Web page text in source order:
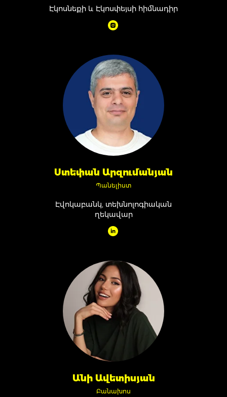
Էկոսնեքի և Էկոսփեյսի հիմնադիր
Ստեփան Արզումանյան
Պանելիստ
Էվոկաբանկ, տեխնոլոգիական
ղեկավար
Անի Ավետիսյան
Բանախոս